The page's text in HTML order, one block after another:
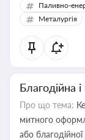
Паливно-
Металургія
Благодійна
Про що тема:
митного
або